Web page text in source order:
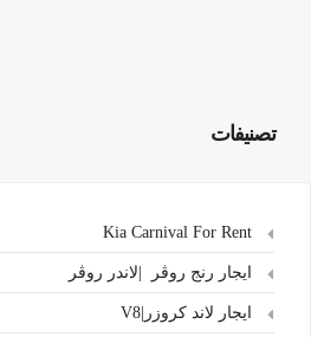
تصنيفات
ايجار رنج روڤر |لاندر روڤر
ايجار لاند كروزر|V8